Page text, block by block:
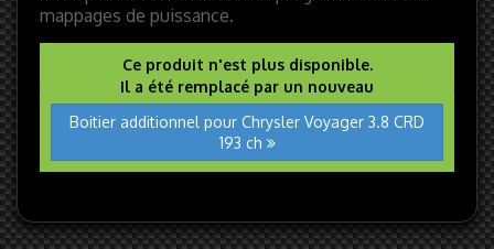
mappages de puissance.
Ce produit n'est plus disponible.
Il a été remplacé par un nouveau
Boitier additionnel pour Chrysler Voyager 3.8 CRD
193 ch